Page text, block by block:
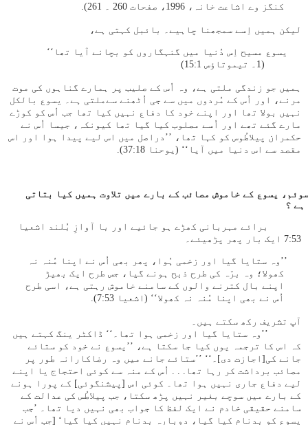
کنگز وے اشاعت خانہ، 1996، صفحات 260 ۔ 261).
لیکن ہمیں اِسے سمجھنا چاہیے۔ بائبل کہتی ہے،
یسوع مسیح اِس دُنیا میں گنہگاروں کو بچانے آیا تھا‘‘
(1۔ تیموتاؤس 1:‏15)
ہمیں جو زندگی ملتی ہے، وہ اُس کے صلیب پر ہمارے گناہوں کی موت
مرنے، اور اُس کے مُردوں میں سے جی اُٹھنے سےملتی ہے۔ یسوع بالکل
نہیں بولا تھا اور اپنے خود کا دفاع نہیں کیا تھا جب اُس کو کوڑے
مارے گئے تھے اور اُسے مصلوب کیا گیا تھا کیونکہ، جیسا اُس نے
حکمران پیلاطُوس کو کہا تھا، ’’دراصل میں اس لیے پیدا ہوا اور اس
مقصد سے اس دنیا میں آیا‘‘ (یوحنا 18:‏37).
سوئم، یسوع کے خاموش مصائب کے بارے میں تلاوت ہمیں کیا بتاتی
ہے ؟
برائے مہربانی کھڑے ہو جائیے اور با آوازِ بُلند اشعیا
53:‏7 ایک بار پھر پڑھیئے۔
’’وہ ستایا گیا اور زخمی ہُوا، پھر بھی اُس نے اپنا مُنہ نہ
کھولا؛ وہ برّہ کی طرح ذبح ہونے گیا، جس طرح ایک بھیڑ
اپنے بال کترنے والوں کے سامنے خاموش رہتی ہے، اسی طرح
اُس نے بھی اپنا مُنہ نہ کھولا‘‘ (اشعیا 53:‏7).
آپ تشریف رکھ سکتے ہیں۔
’’وہ ستایا گیا اور زخمی ہوا تھا۔‘‘ ڈاکٹر ینگ کہتے ہیں
کہ اس کا ترجمہ یوں کیا جا سکتا ہے، ’’یسوع نے خود کو ستائے
جانے کی[اجازت دی]۔‘‘ ’’ستائے جانے میں وہ رضاکارانہ طور پر
مصائب برداشت کر رہا تھا. . . اُس کے منہ سے کوئی احتجاج یا اپنے
لیے دفاع جاری نہیں ہوا تھا۔ کوئی اس [پیشنگوئی] کے پورا ہونے
کے بارے میں سوچے بغیر نہیں پڑھ سکتا، جب پیلاطُس کی عدالت کے
سامنے حقیقی خادم نے ایک لفظ کا جواب بھی نہیں دیا تھا۔ ’جب
یسوع کو بدنام کیا گیا، دوبارہ بدنام نہیں کیا گیا‘ [جب اُس نے